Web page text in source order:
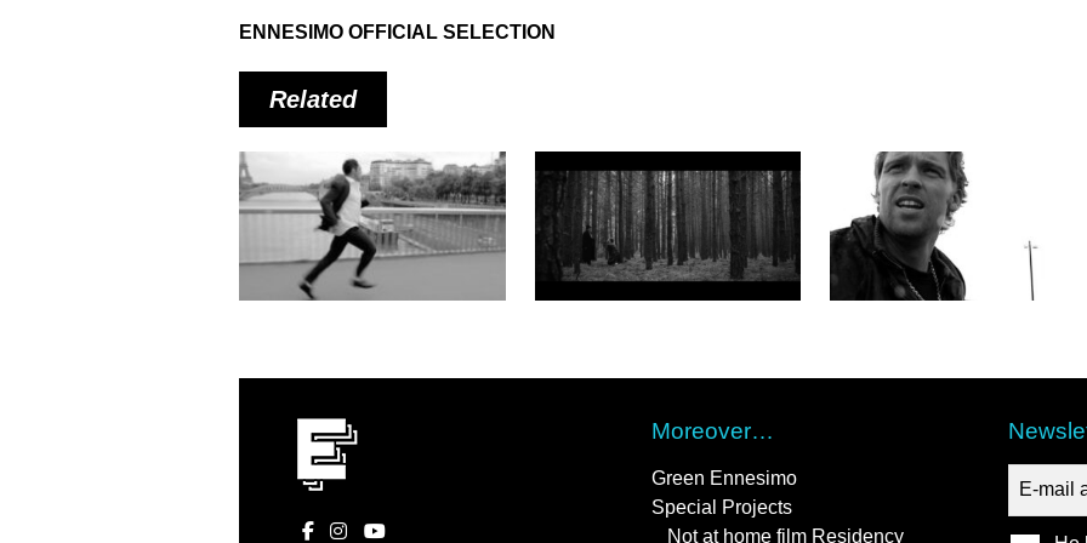
ENNESIMO OFFICIAL SELECTION
Related
Moreover…
Green Ennesimo
Special Projects
Not at home film Residency